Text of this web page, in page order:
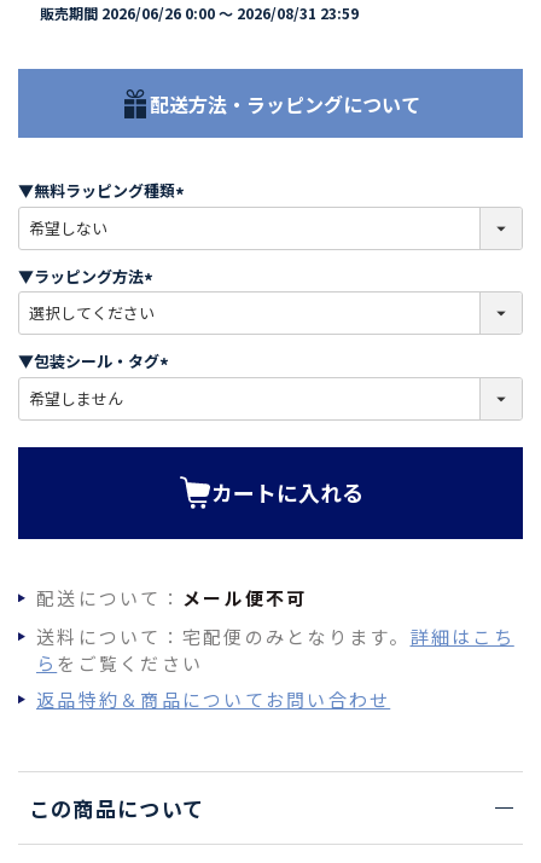
販売期間 2026/06/26 0:00〜 2026/08/31 23:59
配送方法・ラッピングについて
▼無料ラッピング種類
必
)
▼ラッピング方法
必
須
)
▼包装シール・タグ
必
カートに入れる
配送について： メール便不可
送料について：宅配便のみとなります。 詳細はこち
ら をご覧ください
返品特約＆商品についてお問い合わせ
この商品について